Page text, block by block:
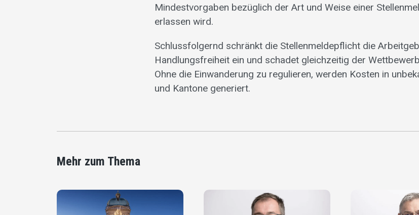
Mindestvorgaben bezüglich der Art und Weise einer
erlassen wird.
Schlussfolgernd schränkt die Stellenmeldepflicht die
Handlungsfreiheit ein und schadet gleichzeitig der
Ohne die Einwanderung zu regulieren, werden Kosten in
und Kantone generiert.
Mehr zum Thema